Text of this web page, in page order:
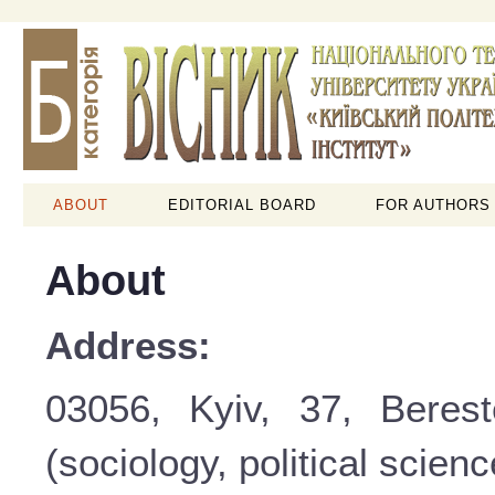
ABOUT EDITORIAL BOARD FOR AUTHORS
About
Address:
03056, Kyiv, 37,
(sociology, political